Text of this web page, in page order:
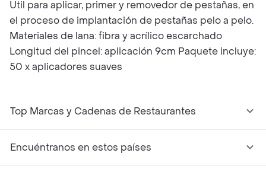
Util para aplicar, primer y removedor de pestañas, en
el proceso de implantación de pestañas pelo a pelo.
Materiales de lana: fibra y acrílico escarchado
Longitud del pincel: aplicación 9cm Paquete incluye:
50 x aplicadores suaves
Top Marcas y Cadenas de Restaurantes
Encuéntranos en estos países